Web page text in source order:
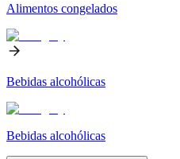
Alimentos congelados
Bebidas alcohólicas
Bebidas alcohólicas